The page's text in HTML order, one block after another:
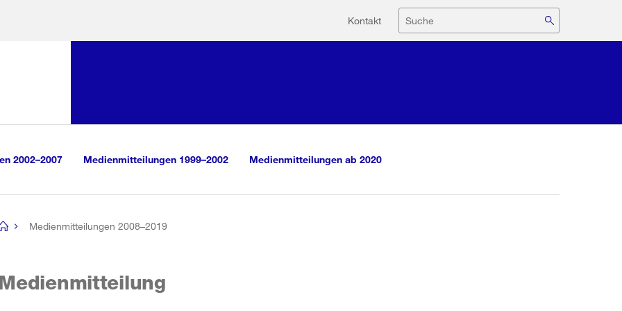
Hilfsnavigation
Kontakt Suche
2002–2007 Medienmitteilungen 1999–2002 Medienmitteilungen ab 2020
Medienmitteilungen 2008–2019